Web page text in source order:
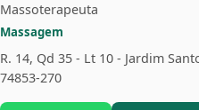
Massoterapeuta
Massagem
R. 14, Qd 35 - Lt 10 - Jardim
74853-270